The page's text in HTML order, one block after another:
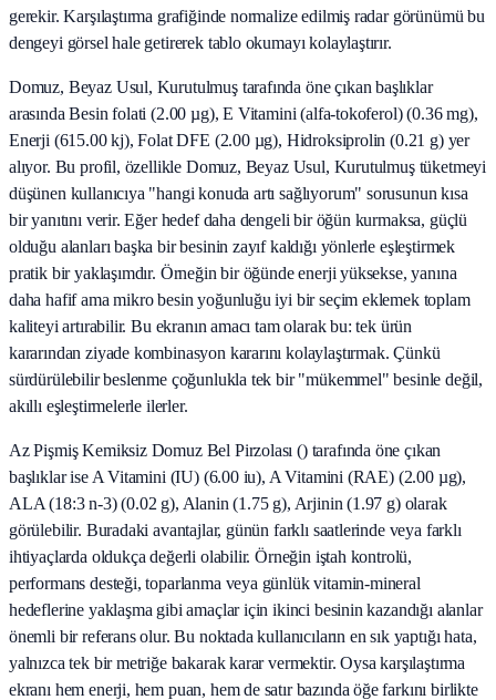
gerekir. Karşılaştırma grafiğinde normalize edilmiş radar görünümü bu
dengeyi görsel hale getirerek tablo okumayı kolaylaştırır.
Domuz, Beyaz Usul, Kurutulmuş tarafında öne çıkan başlıklar
arasında Besin folati (2.00 µg), E Vitamini (alfa-tokoferol) (0.36 mg),
Enerji (615.00 kj), Folat DFE (2.00 µg), Hidroksiprolin (0.21 g) yer
alıyor. Bu profil, özellikle Domuz, Beyaz Usul, Kurutulmuş tüketmeyi
düşünen kullanıcıya "hangi konuda artı sağlıyorum" sorusunun kısa
bir yanıtını verir. Eğer hedef daha dengeli bir öğün kurmaksa, güçlü
olduğu alanları başka bir besinin zayıf kaldığı yönlerle eşleştirmek
pratik bir yaklaşımdır. Örneğin bir öğünde enerji yüksekse, yanına
daha hafif ama mikro besin yoğunluğu iyi bir seçim eklemek toplam
kaliteyi artırabilir. Bu ekranın amacı tam olarak bu: tek ürün
kararından ziyade kombinasyon kararını kolaylaştırmak. Çünkü
sürdürülebilir beslenme çoğunlukla tek bir "mükemmel" besinle değil,
akıllı eşleştirmelerle ilerler.
Az Pişmiş Kemiksiz Domuz Bel Pirzolası () tarafında öne çıkan
başlıklar ise A Vitamini (IU) (6.00 iu), A Vitamini (RAE) (2.00 µg),
ALA (18:3 n-3) (0.02 g), Alanin (1.75 g), Arjinin (1.97 g) olarak
görülebilir. Buradaki avantajlar, günün farklı saatlerinde veya farklı
ihtiyaçlarda oldukça değerli olabilir. Örneğin iştah kontrolü,
performans desteği, toparlanma veya günlük vitamin-mineral
hedeflerine yaklaşma gibi amaçlar için ikinci besinin kazandığı alanlar
önemli bir referans olur. Bu noktada kullanıcıların en sık yaptığı hata,
yalnızca tek bir metriğe bakarak karar vermektir. Oysa karşılaştırma
ekranı hem enerji, hem puan, hem de satır bazında öğe farkını birlikte